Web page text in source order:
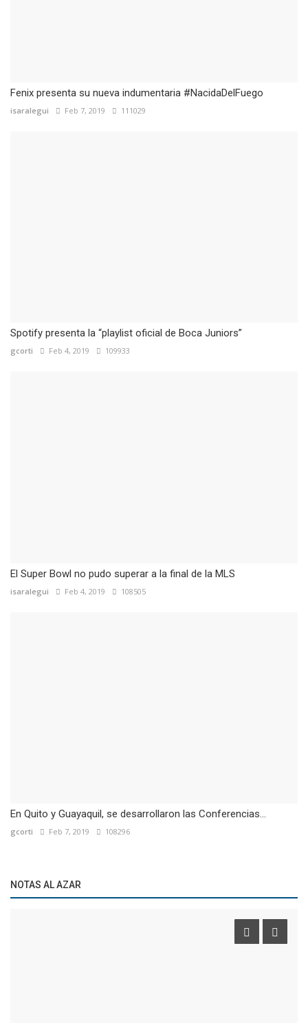
Fenix presenta su nueva indumentaria #NacidaDelFuego
isaralegui Feb 7, 2019 111029
Spotify presenta la “playlist oficial de Boca Juniors”
gcorti Feb 4, 2019 109933
El Super Bowl no pudo superar a la final de la MLS
isaralegui Feb 4, 2019 108505
En Quito y Guayaquil, se desarrollaron las Conferencias...
gcorti Feb 7, 2019 108296
NOTAS AL AZAR